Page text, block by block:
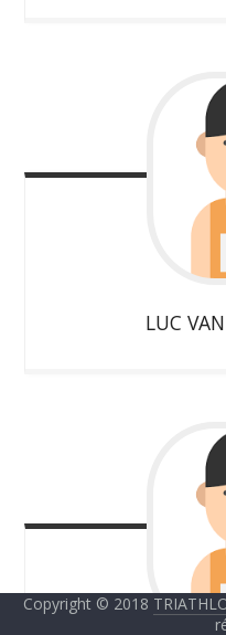
LUC
Copyright © 2018